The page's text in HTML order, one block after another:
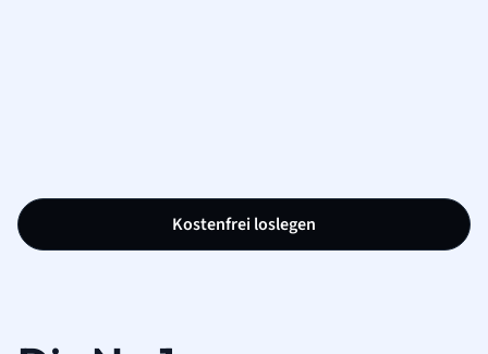
Kostenfrei loslegen